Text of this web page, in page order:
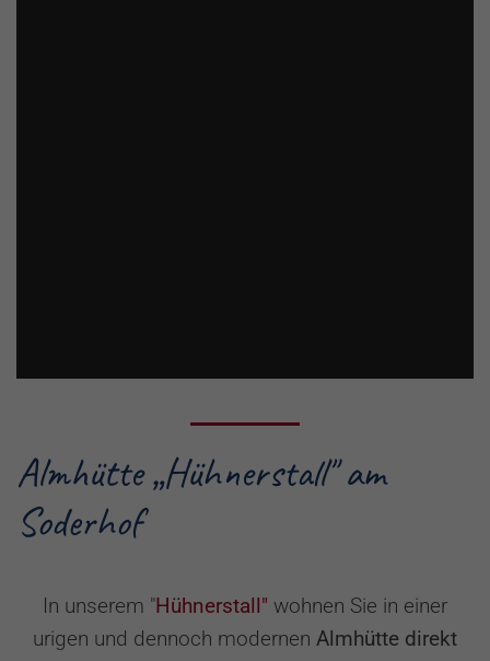
Almhütte „Hühnerstall" am
Soderhof
In unserem "Hühnerstall" wohnen Sie in einer
urigen und dennoch modernen Almhütte direkt